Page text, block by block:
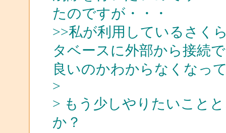
たのですが・・・
>>私が利用しているさく
タベースに外部から接続
良いのかわからなくなっ
>
> もう少しやりたいこと
か？